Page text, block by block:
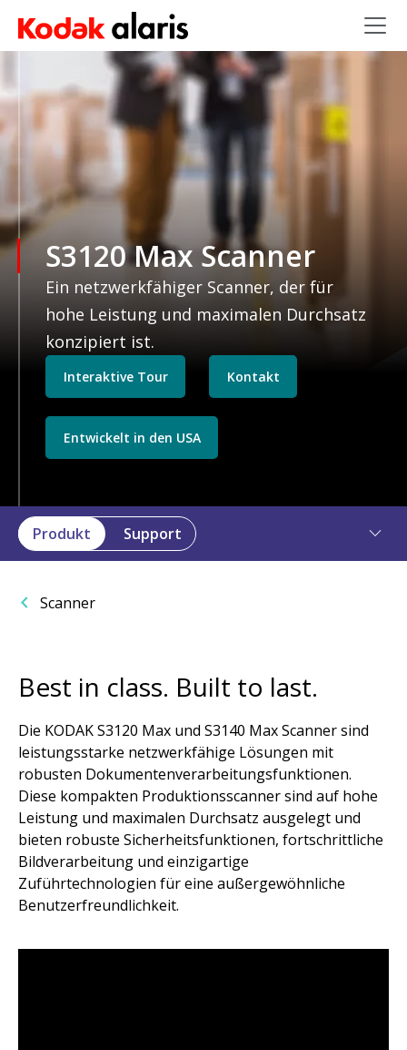
Skip to main content
S3120 Max Scanner
Ein netzwerkfähiger Scanner, der für
hohe Leistung und maximalen Durchsatz
konzipiert ist.
Interaktive Tour Kontakt
Entwickelt in den USA
Produkt Support
Scanner
Best in class. Built to last.
Die KODAK S3120 Max und S3140 Max Scanner sind
leistungsstarke netzwerkfähige Lösungen mit
robusten Dokumentenverarbeitungsfunktionen.
Diese kompakten Produktionsscanner sind auf hohe
Leistung und maximalen Durchsatz ausgelegt und
bieten robuste Sicherheitsfunktionen, fortschrittliche
Bildverarbeitung und einzigartige
Zuführtechnologien für eine außergewöhnliche
Benutzerfreundlichkeit.